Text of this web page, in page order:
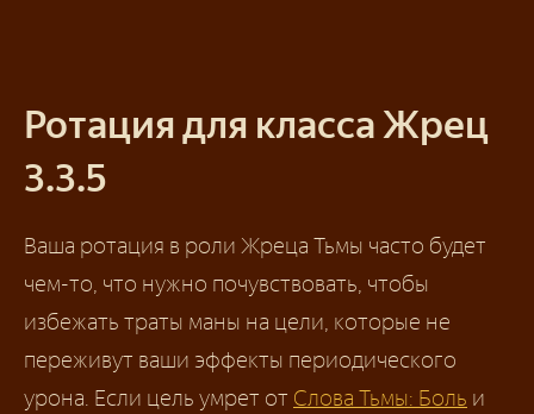
Ротация для класса Жрец
3.3.5
Ваша ротация в роли Жреца Тьмы часто будет
чем-то, что нужно почувствовать, чтобы
избежать траты маны на цели, которые не
переживут ваши эффекты периодического
урона. Если цель умрет от Слова Тьмы: Боль и